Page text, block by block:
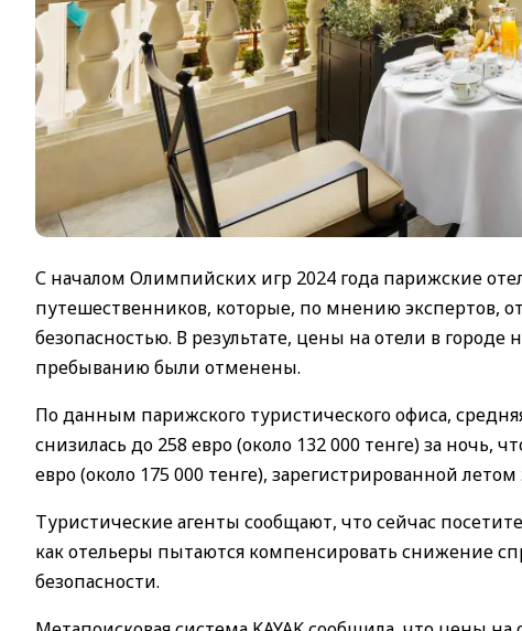
С началом Олимпийских игр 2024 года парижские
путешественников, которые, по мнению экспертов,
безопасностью. В результате, цены на отели в
пребыванию были отменены.
По данным парижского туристического офиса,
снизилась до 258 евро (около 132 000 тенге) за
евро (около 175 000 тенге), зарегистрированной летом
Туристические агенты сообщают, что сейчас
как отельеры пытаются компенсировать снижение
безопасности.